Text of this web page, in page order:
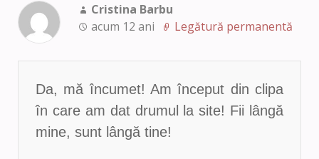
Cristina Barbu
acum 12 ani
Legătură permanentă
Da, mă încumet! Am început din clipa
în care am dat drumul la site! Fii lângă
mine, sunt lângă tine!